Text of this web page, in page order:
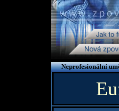
Neprofesionální